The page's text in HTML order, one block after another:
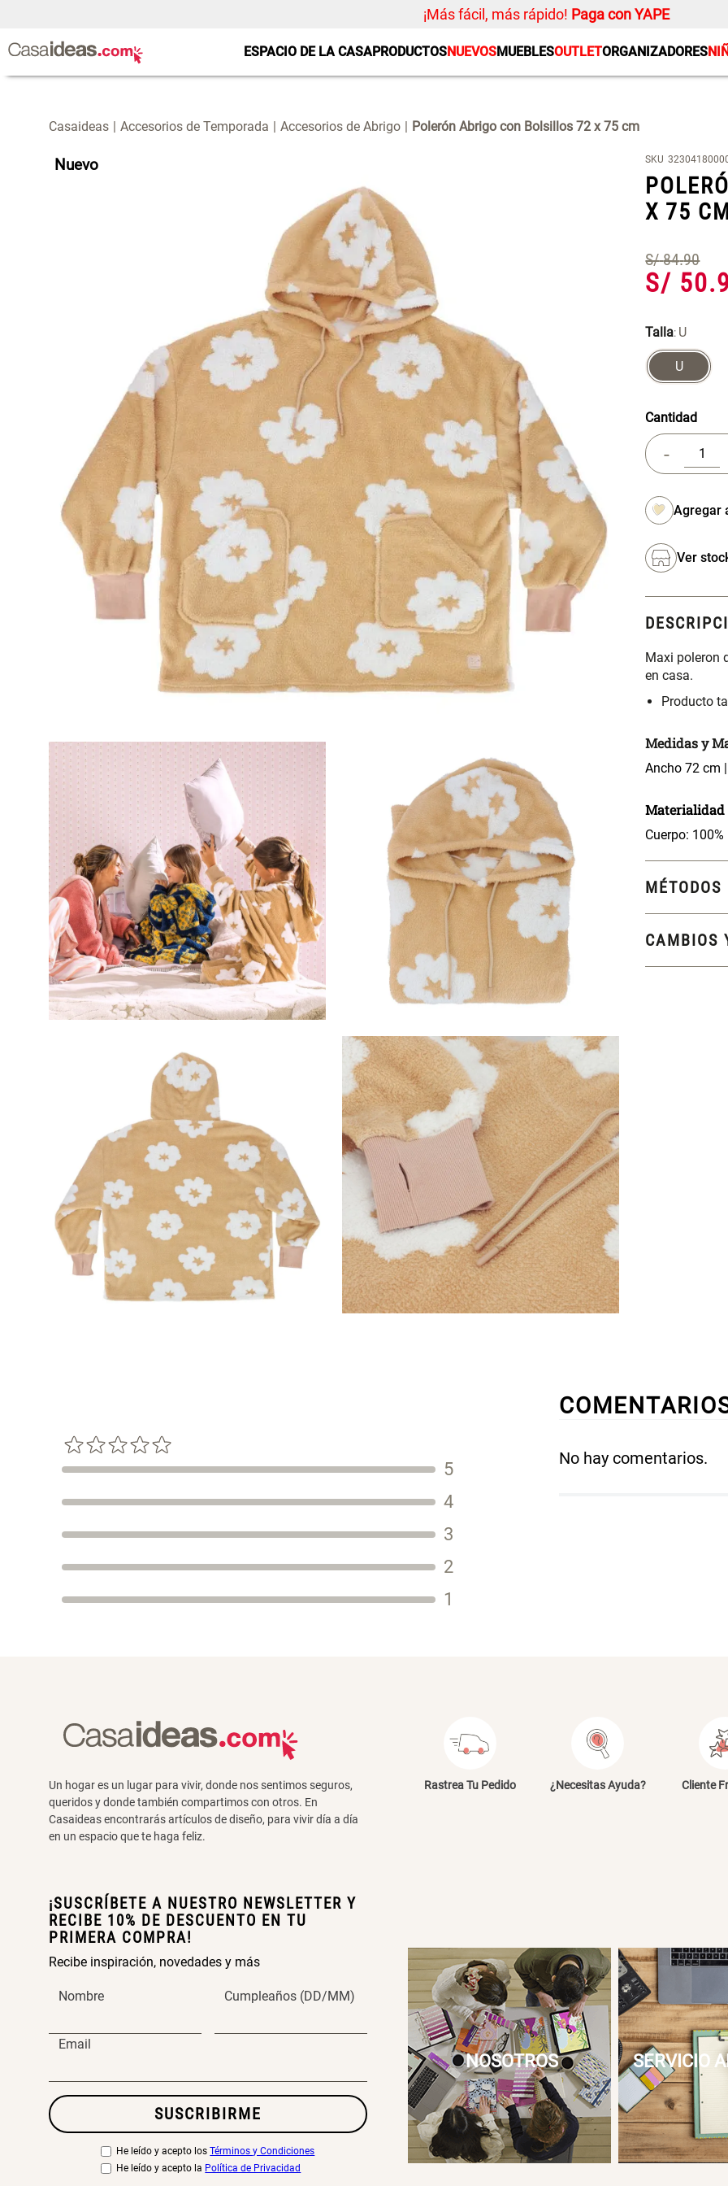
¡Más fácil, más rápido! Paga con YAPE
ESPACIO DE LA CASAPRODUCTOSNUEVOSMUEBLESOUTLETORGANIZADORES
Accesorios de Temporada Accesorios de Abrigo Polerón Abrigo con Bolsillos 72 x 75 cm
Nuevo SKU
X 75
S/ 84.90
S/ 50.
Talla: U
U
Cantidad
-
Ver
Maxi poleron
en casa.
Producto
Medidas y
Ancho 72 cm
Materialidad
Cuerpo:
CAMBIOS
5
4
3
2
1
No hay comentarios.
Un hogar es un lugar para vivir, donde nos sentimos seguros,
queridos y donde también compartimos con otros. En
Casaideas encontrarás artículos de diseño, para vivir día a día
en un espacio que te haga feliz.
¡SUSCRÍBETE A NUESTRO NEWSLETTER Y
RECIBE 10% DE DESCUENTO EN TU
PRIMERA COMPRA!
Recibe inspiración, novedades y más
Nombre Cumpleaños (DD/MM)
Email
SUSCRIBIRME
He leído y acepto los Términos y Condiciones
He leído y acepto la Política de Privacidad
Rastrea Tu Pedido ¿Necesitas Ayuda? Cliente
NOSOTROS SERVICIO
Bambú Inodoro con
Puerta 65x28x171 cm
S/ 261.00 S/
Organizador
Alfombra
Platos
Individuales
Cortinas